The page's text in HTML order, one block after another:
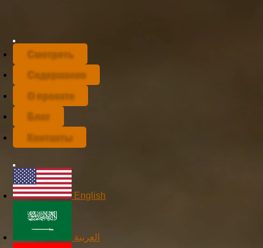
Смотреть
Содержание
О проекте
Блог
Контакты
English
العربية